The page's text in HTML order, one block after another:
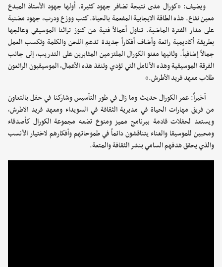
ويضيف: «كورال مدى نتيجة تضافر جهود كثيرة. أولها جهود الأستاذ المبدع
معين نفاع. هذه الطاقة الايجابية المفعمة بالحياة. كتب ووزع ودرب، جهود مضنية
على مدار الفترة الماضية. تناول أعمالاً فنية من كنوز تراثنا الموسيقي وعالجها
بطريقة أكاديمية رائعة وأضاف أفكاراً جديدة تدعم اللحن والكلمة وتكسب العمل
جمالاً إضافياً. وثانيها مغنو الكورال الملتزمين المثابرين على التدريب، إلى جانب
الفرقة الموسيقية وهذه الأنامل التي تؤدي وتنفذ هذه الأعمال، الموسيقيون الرائعون
طلاب معهد فريد الأطرش.»
أخيراً: عمر الكورال حديث وما زال في طور التأسيس وشاركنا في حفل بالتعاون
من فريق مهارات الحياة في مديرية الثقافة في السويداء ومعهد فريد الاطرش،
ويستعد لحفلات قادمة ببرنامج مميز ومنوع تضعه مجموعة الكورال كأصدقاء
ومحبين للموسيقا والغناء يتناقشون دائماً في طموحاتهم وأفكارهم لاختيار الأنسب
والذي يحقق هدفهم السامي بنشر الثقافة والمتعة.